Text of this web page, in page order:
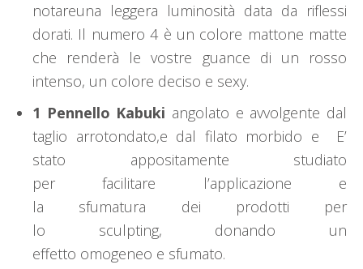
notareuna leggera luminosità data da riflessi
dorati. Il numero 4 è un colore mattone matte
che renderà le vostre guance di un rosso
intenso, un colore deciso e sexy.
1 Pennello Kabuki angolato e avvolgente dal
taglio arrotondato,e dal filato morbido e E’
stato appositamente studiato
per facilitare l’applicazione e
la sfumatura dei prodotti per
lo sculpting, donando un
effetto omogeneo e sfumato.